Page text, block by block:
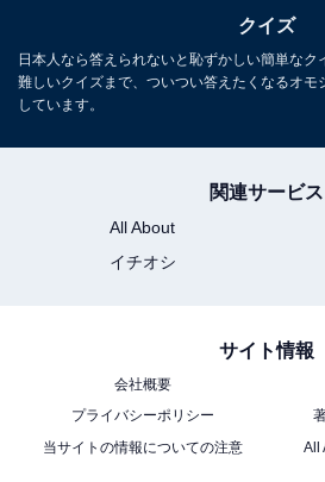
クイズ
日本人なら答えられないと恥ずかしい簡単なク
難しいクイズまで、ついつい答えたくなるオモ
しています。
関連サービス
All About
イチオシ
サイト情報
会社概要
プライバシーポリシー
当サイトの情報についての注意
All